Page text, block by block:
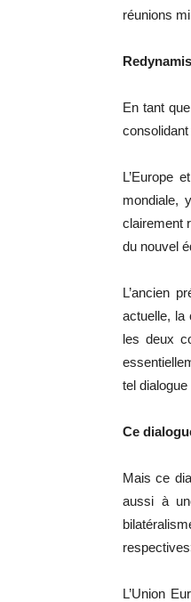
réunions
En tant
L’Europe
mondiale,
clairement
du nouvel
L’ancien
actuelle, la
les deux
tel dialogue
Ce
Mais ce
aussi à
L’Union